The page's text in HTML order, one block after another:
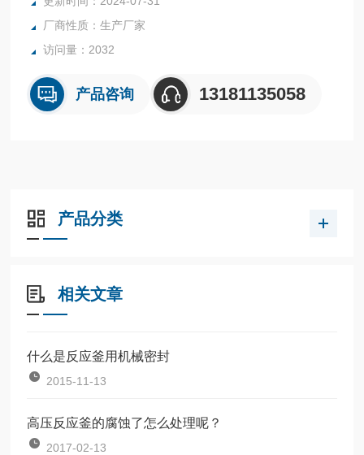
内表面采用镜面抛光，确保卫生洁净*。
所有反应釜均可接受客户的个性化定制。
厂商性质：生产厂家
访问量：2032
产品咨询 13181135058
产品分类
相关文章
什么是反应釜用机械密封
2015-11-13
高压反应釜的腐蚀了怎么处理呢？
2017-02-13